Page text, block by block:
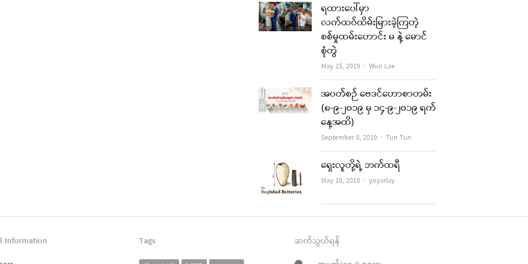
ရထားပေါ်မှာ
လက်ထပ်ထိမ်းမြားခဲ့ကြတဲ့
စစ်မှုထမ်းဟောင်း မ နဲ့ မောင်
စုံတွဲ
May 15, 2019 Author
Wun Lae
အပတ်စဉ် ဗေဒင်ဟောစာတမ်း
(၈-၉-၂၀၁၉ မှ ၁၄-၉-၂၀၁၉ ရက်
နေ့အထိ)
September 8, 2019 Author
Tun Tun
ရှေးလူတို့ရဲ့ ဘက်ထရီ
May 18, 2018 Author
yoyarlay
Information
Tags
ဆက်သွယ်ရန်